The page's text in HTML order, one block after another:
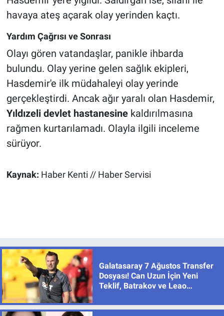
havaya ateş açarak olay yerinden kaçtı.
Yardım Çağrısı ve Sonrası
Olayı gören vatandaşlar, panikle ihbarda
bulundu. Olay yerine gelen sağlık ekipleri,
Hasdemir'e ilk müdahaleyi olay yerinde
gerçekleştirdi. Ancak ağır yaralı olan Hasdemir,
Yıldızeli devlet hastanesinekaldırılmasına
rağmen kurtarılamadı. Olayla ilgili inceleme
sürüyor.
Kaynak: Haber Kenti // Haber Servisi
Galatasaray 7 Ağustos Transfer
Dosyası! Can Uzun İçin Yeni
Teklif, Batrakov ve Leao